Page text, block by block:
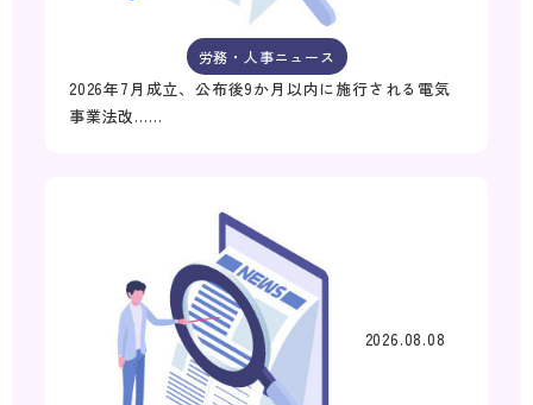
労務・人事ニュース
2026年7月成立、公布後9か月以内に施行される電気
事業法改……
2026.08.08